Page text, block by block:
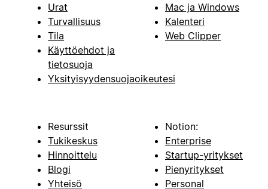
Urat
Turvallisuus
Tila
Käyttöehdot ja
tietosuoja
Yksityisyydensuojaoikeutesi
Mac ja Windows
Kalenteri
Web Clipper
Resurssit
Tukikeskus
Hinnoittelu
Blogi
Yhteisö
Notion:
Enterprise
Startup-yritykset
Pienyritykset
Personal